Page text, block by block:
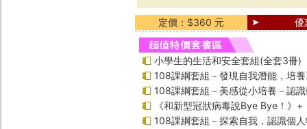
定價：$360 元 優
小學生的生活和安全套組(全套3冊)
108課綱套組－發現自我潛能，培
108課綱套組－美感從小培養－認
《和新型冠狀病毒說Bye Bye！》
108課綱套組－探索自我，認識個